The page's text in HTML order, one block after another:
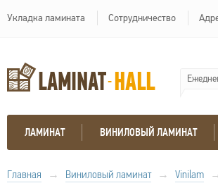
Укладка ламината Сотрудничество
ЛАМИНАТ ВИНИЛОВЫЙ ЛАМИНАТ
Главная → Виниловый ламинат → Vinilam